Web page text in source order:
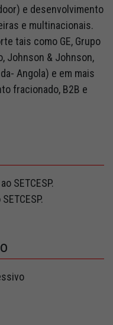
e desenvolvimento
e multinacionais.
tais como GE, Grupo
Johnson & Johnson,
Angola) e em mais
fracionado, B2B e
SETCESP.